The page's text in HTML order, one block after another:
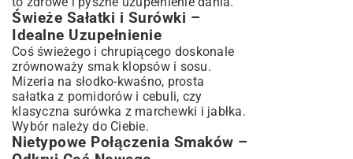
Świeże Sałatki i Surówki –
Idealne Uzupełnienie
Coś świeżego i chrupiącego doskonale
zrównoważy smak klopsów i sosu.
Mizeria na słodko-kwaśno, prosta
sałatka z pomidorów i cebuli, czy
klasyczna surówka z marchewki i jabłka.
Wybór należy do Ciebie.
Nietypowe Połączenia Smaków –